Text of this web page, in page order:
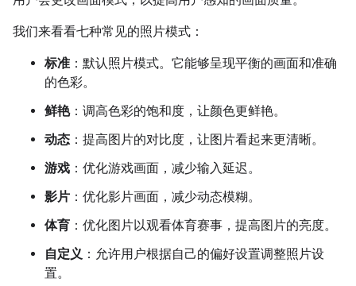
我们来看看七种常见的照片模式：
标准 ：默认照片模式。它能够呈现平衡的画面和准确
的色彩。
鲜艳：调高色彩的饱和度，让颜色更鲜艳。
动态 ：提高图片的对比度，让图片看起来更清晰。
游戏 ：优化游戏画面，减少输入延迟。
影片 ：优化影片画面，减少动态模糊。
体育 ：优化图片以观看体育赛事，提高图片的亮度。
自定义 ：允许用户根据自己的偏好设置调整照片设
置。